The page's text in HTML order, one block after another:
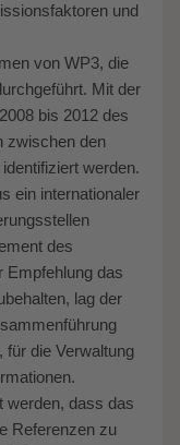
und
von WP3, die
Mit der
bis 2012 des
zwischen den
werden.
ein internationaler
des
Empfehlung das
lag der
die Verwaltung
werden, dass das
Referenzen zu